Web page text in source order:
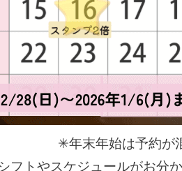
✳︎年末年始は予約が
フトやスケジュールがお分